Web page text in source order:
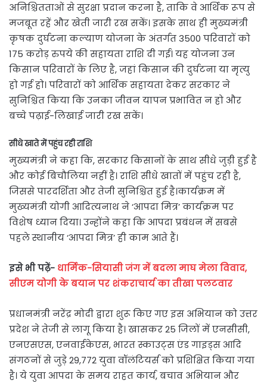
अनिश्चितताओं से सुरक्षा प्रदान करना है, ताकि वे आर्थिक रूप से
मजबूत रहें और खेती जारी रख सकें। इसके साथ ही मुख्यमंत्री
कृषक दुर्घटना कल्याण योजना के अंतर्गत 3500 परिवारों को
175 करोड़ रुपये की सहायता राशि दी गई। यह योजना उन
किसान परिवारों के लिए है, जहां किसान की दुर्घटना या मृत्यु
हो गई हो। परिवारों को आर्थिक सहायता देकर सरकार ने
सुनिश्चित किया कि उनका जीवन यापन प्रभावित न हो और
बच्चे पढ़ाई-लिखाई जारी रख सकें।
सीधे खाते में पहुंच रही राशि
मुख्यमंत्री ने कहा कि, सरकार किसानों के साथ सीधे जुड़ी हुई है
और कोई बिचौलिया नहीं है। राशि सीधे खातों में पहुंच रही है,
जिससे पारदर्शिता और तेजी सुनिश्चित हुई है।कार्यक्रम में
मुख्यमंत्री योगी आदित्यनाथ ने ‘आपदा मित्र’ कार्यक्रम पर
विशेष ध्यान दिया। उन्होंने कहा कि आपदा प्रबंधन में सबसे
पहले स्थानीय ‘आपदा मित्र’ ही काम आते हैं।
इसे भी पढ़ें- धार्मिक-सियासी जंग में बदला माघ मेला विवाद,
सीएम योगी के बयान पर शंकराचार्य का तीखा पलटवार
प्रधानमंत्री नरेंद्र मोदी द्वारा शुरू किए गए इस अभियान को उत्तर
प्रदेश ने तेजी से लागू किया है। खासकर 25 जिलों में एनसीसी,
एनएसएस, एनवाईकेएस, भारत स्काउट्स एंड गाइड्स आदि
संगठनों से जुड़े 29,772 युवा वॉलंटियर्स को प्रशिक्षित किया गया
है। ये युवा आपदा के समय राहत कार्य, बचाव अभियान और